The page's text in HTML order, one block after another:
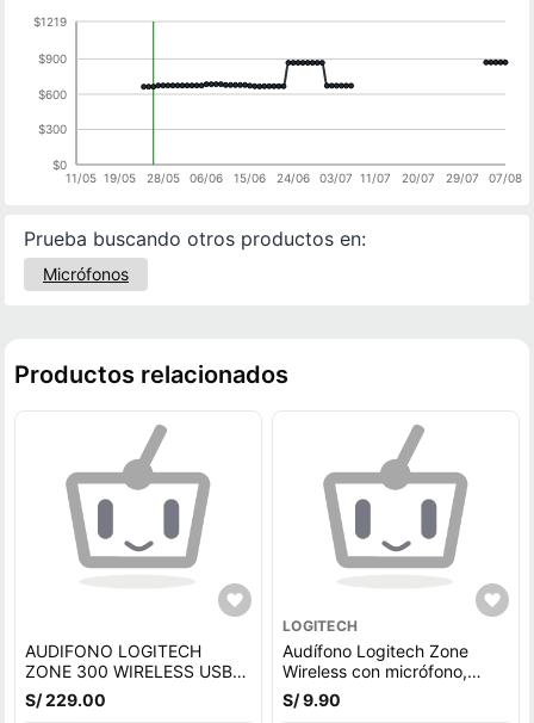
11/05 19/05 28/05 06/06 15/06 24/06 03/07 11/07 20/07 29/07 07/08
$0
$300
$600
$900
$1219
Prueba buscando otros productos en:
Micrófonos
Productos relacionados
AUDIFONO LOGITECH
ZONE 300 WIRELESS USB
BLUETOOTH-20HRS C
MICROFONO
S/ 229.00
LOGITECH
Audífono Logitech Zone
Wireless con micrófono,
bluetooth, conexión usb
S/ 9.90